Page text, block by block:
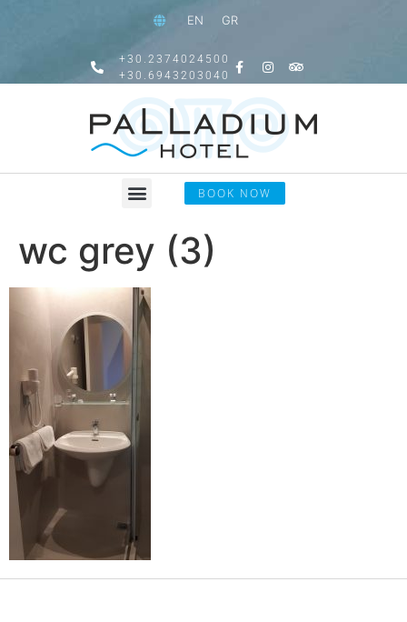
EN GR
+30.2374024500
+30.6943203040
BOOK NOW
wc grey (3)